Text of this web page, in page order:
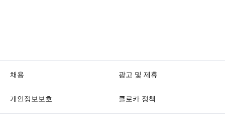
채용 광고 및 제휴
개인정보보호 클로카 정책